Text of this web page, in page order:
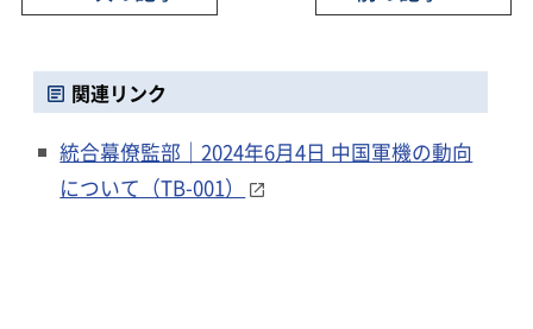
関連リンク
統合幕僚監部｜2024年6月4日 中国軍機の動向
について（TB-001）